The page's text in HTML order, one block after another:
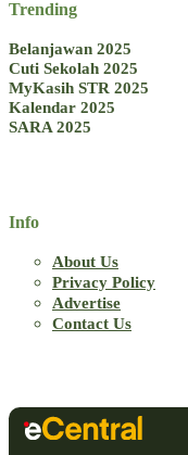
Trending
Belanjawan 2025
Cuti Sekolah 2025
MyKasih STR 2025
Kalendar 2025
SARA 2025
Info
About Us
Privacy Policy
Advertise
Contact Us